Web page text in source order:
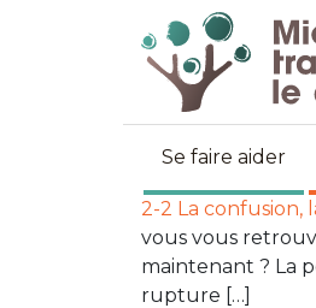
Se faire aider
2-2 La confusion,
vous vous
maintenant ? La
rupture […]